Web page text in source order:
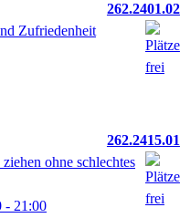
262.2401.02
Zufriedenheit
262.2415.01
ohne schlechtes
- 21:00